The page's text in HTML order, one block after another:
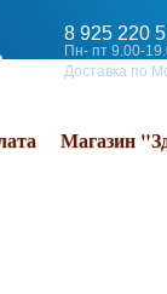
8 925 220
Пн- пт 9.00-
Доставка по
Магазин